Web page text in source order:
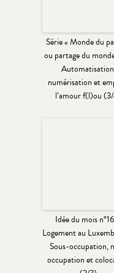
Série « Monde du
ou partage du
numérisation et
l’amour f(l)ou
Idée du mois
Logement au
Sous-occupation,
occupation et